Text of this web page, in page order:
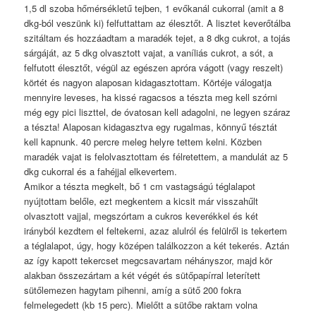
1,5 dl szoba hőmérsékletű tejben, 1 evőkanál cukorral (amit a 8
dkg-ból veszünk ki) felfuttattam az élesztőt. A lisztet keverőtálba
szitáltam és hozzáadtam a maradék tejet, a 8 dkg cukrot, a tojás
sárgáját, az 5 dkg olvasztott vajat, a vaníliás cukrot, a sót, a
felfutott élesztőt, végül az egészen apróra vágott (vagy reszelt)
körtét és nagyon alaposan kidagasztottam. Körtéje válogatja
mennyire leveses, ha kissé ragacsos a tészta meg kell szórni
még egy pici liszttel, de óvatosan kell adagolni, ne legyen száraz
a tészta! Alaposan kidagasztva egy rugalmas, könnyű tésztát
kell kapnunk. 40 percre meleg helyre tettem kelni. Közben
maradék vajat is felolvasztottam és félretettem, a mandulát az 5
dkg cukorral és a fahéjjal elkevertem.
Amikor a tészta megkelt, bő 1 cm vastagságú téglalapot
nyújtottam belőle, ezt megkentem a kicsit már visszahűlt
olvasztott vajjal, megszórtam a cukros keverékkel és két
irányból kezdtem el feltekerni, azaz alulról és felülről is tekertem
a téglalapot, úgy, hogy középen találkozzon a két tekerés. Aztán
az így kapott tekercset megcsavartam néhányszor, majd kör
alakban összezártam a két végét és sütőpapírral leterített
sütőlemezen hagytam pihenni, amíg a sütő 200 fokra
felmelegedett (kb 15 perc). Mielőtt a sütőbe raktam volna